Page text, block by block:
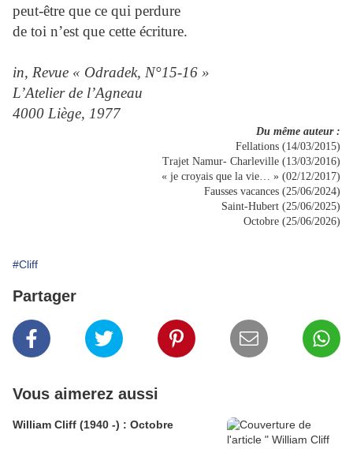
peut-être que ce qui perdure
de toi n’est que cette écriture.
in, Revue « Odradek, N°15-16 »
L’Atelier de l’Agneau
4000 Liège, 1977
Du même auteur :
Fellations (14/03/2015)
Trajet Namur- Charleville (13/03/2016)
« je croyais que la vie… » (02/12/2017)
Fausses vacances (25/06/2024)
Saint-Hubert (25/06/2025)
Octobre (25/06/2026)
#Cliff
Partager
Vous aimerez aussi
William Cliff (1940 -) : Octobre